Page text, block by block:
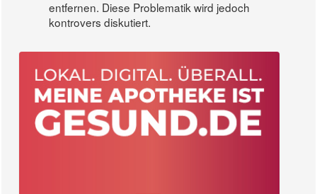
entfernen. Diese Problematik wird jedoch
kontrovers diskutiert.